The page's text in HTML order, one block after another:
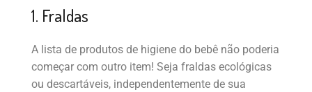
1. Fraldas
A lista de produtos de higiene do bebê não poderia
começar com outro item! Seja fraldas ecológicas
ou descartáveis, independentemente de sua